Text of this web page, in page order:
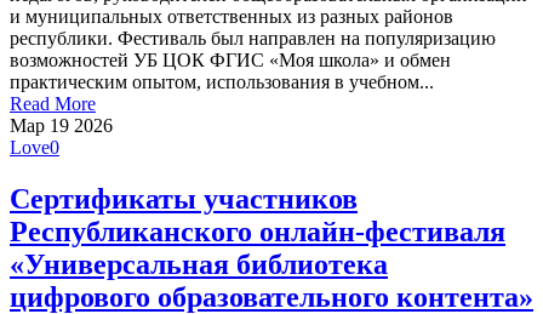
и муниципальных ответственных из разных районов
республики. Фестиваль был направлен на популяризацию
возможностей УБ ЦОК ФГИС «Моя школа» и обмен
практическим опытом, использования в учебном...
Read More
Мар 19 2026
Love0
Сертификаты участников
Республиканского онлайн-фестиваля
«Универсальная библиотека
цифрового образовательного контента»